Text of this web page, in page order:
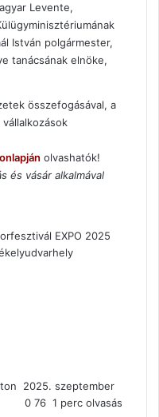
Levente,
István polgármester,
tanácsának elnöke,
összefogásával, a
olvashatók!
és vásár alkalmával
EXPO 2025
2025. szeptember
0 76 1 perc olvasás